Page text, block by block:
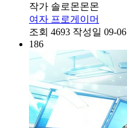
작가 솔로몬몬몬
여자 프로게이머
조회 4693 작성일 09-06
186